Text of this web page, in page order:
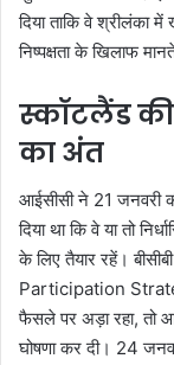
दिया ताकि वे
निष्पक्षता के खिलाफ
स्कॉटलैंड
का अंत
आईसीसी ने 21 जनवरी
दिया था कि वे या तो
के लिए तैयार रहें।
Participation
फैसले पर अड़ा रहा, तो
घोषणा कर दी। 24